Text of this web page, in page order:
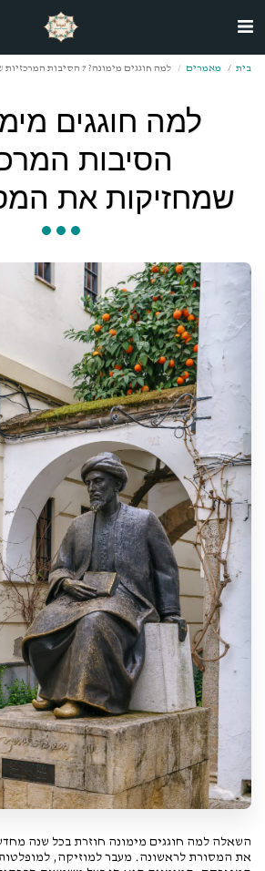
בית מאמרים למה חוגגים מימונה? 7 הסיבות המרכזיות שמחזיקות את המסורת חיה
הסיבות
שמחזיקות את
השאלה למה חוגגים מימונה חוזרת בכל שנה
את המסורת לראשונה. מעבר למוזיקה,